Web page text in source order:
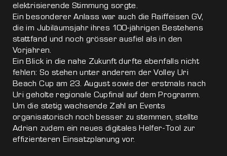
elektrisierende Stimmung sorgte.
Ein besonderer Anlass war auch die Raiffeisen GV,
die im Jubiläumsjahr ihres 100-jährigen Bestehens
stattfand und noch grösser ausfiel als in den
Vorjahren.
Ein Blick in die nahe Zukunft durfte ebenfalls nicht
fehlen: So stehen unter anderem der Volley Uri
Beach Cup am 23. August sowie der erstmals nach
Uri geholte regionale Cupfinal auf dem Programm.
Um die stetig wachsende Zahl an Events
organisatorisch noch besser zu stemmen, stellte
Adrian zudem ein neues digitales Helfer-Tool zur
effizienteren Einsatzplanung vor.